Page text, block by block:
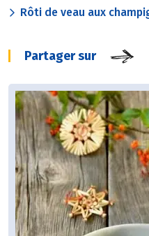
Rôti de veau aux
Partager sur